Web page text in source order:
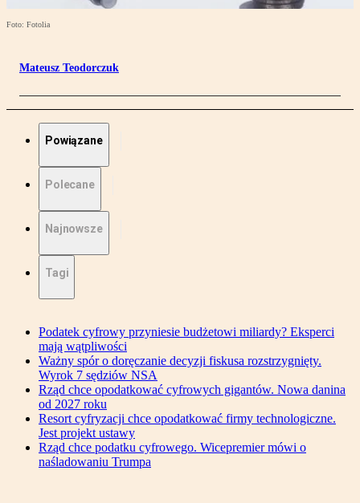
Foto: Fotolia
Mateusz Teodorczuk
Powiązane
Polecane
Najnowsze
Tagi
Podatek cyfrowy przyniesie budżetowi miliardy? Eksperci
mają wątpliwości
Ważny spór o doręczanie decyzji fiskusa rozstrzygnięty.
Wyrok 7 sędziów NSA
Rząd chce opodatkować cyfrowych gigantów. Nowa danina
od 2027 roku
Resort cyfryzacji chce opodatkować firmy technologiczne.
Jest projekt ustawy
Rząd chce podatku cyfrowego. Wicepremier mówi o
naśladowaniu Trumpa